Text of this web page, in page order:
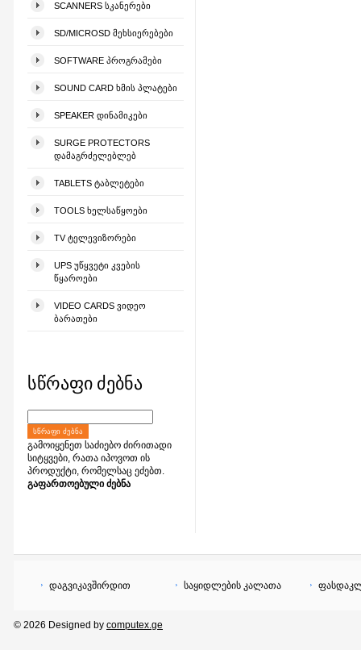
SCANNERS ᲡᲙᲐᲜᲔᲠᲔᲑᲘ
SD/MICROSD ᲛᲔᲮᲡᲘᲔᲠᲔᲑᲔᲑᲘ
SOFTWARE ᲞᲠᲝᲒᲠᲐᲛᲔᲑᲘ
SOUND CARD ᲮᲛᲘᲡ ᲞᲚᲐᲢᲔᲑᲘ
SPEAKER ᲓᲘᲜᲐᲛᲘᲙᲔᲑᲘ
SURGE PROTECTORS
ᲓᲐᲛᲐᲒᲠᲫᲔᲚᲔᲑᲚᲔᲑ
TABLETS ᲢᲐᲑᲚᲔᲢᲔᲑᲘ
TOOLS ᲮᲔᲚᲡᲐᲬᲧᲝᲔᲑᲘ
TV ᲢᲔᲚᲔᲕᲘᲖᲝᲠᲔᲑᲘ
UPS ᲣᲬᲧᲕᲔᲢᲘ ᲙᲕᲔᲑᲘᲡ
ᲬᲧᲐᲠᲝᲔᲑᲘ
VIDEO CARDS ᲕᲘᲓᲔᲝ
ᲑᲐᲠᲐᲗᲔᲑᲘ
სწრაფი ძებნა
ᲡᲬᲠᲐᲤᲘ ᲫᲔᲑᲜᲐ
გამოიყენეთ საძიებო ძირითადი
სიტყვები, რათა იპოვოთ ის
პროდუქტი, რომელსაც ეძებთ.
გაფართოებული ძებნა
დაგვიკავშირდით საყიდლების კალათა
© 2026 Designed by computex.ge